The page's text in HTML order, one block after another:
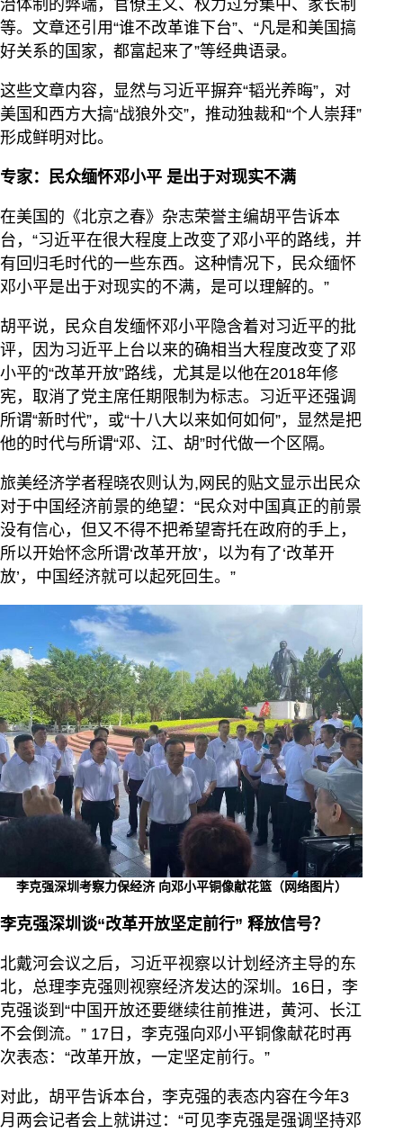
治体制的弊端，官僚主义、权力过分集中、家长制
等。文章还引用“谁不改革谁下台”、“凡是和美国搞
好关系的国家，都富起来了”等经典语录。
这些文章内容，显然与习近平摒弃“韬光养晦”，对
美国和西方大搞“战狼外交”，推动独裁和“个人崇拜”
形成鲜明对比。
专家：民众缅怀邓小平 是出于对现实不满
在美国的《北京之春》杂志荣誉主编胡平告诉本
台，“习近平在很大程度上改变了邓小平的路线，并
有回归毛时代的一些东西。这种情况下，民众缅怀
邓小平是出于对现实的不满，是可以理解的。”
胡平说，民众自发缅怀邓小平隐含着对习近平的批
评，因为习近平上台以来的确相当大程度改变了邓
小平的“改革开放”路线，尤其是以他在2018年修
宪，取消了党主席任期限制为标志。习近平还强调
所谓“新时代”，或“十八大以来如何如何”，显然是把
他的时代与所谓“邓、江、胡”时代做一个区隔。
旅美经济学者程晓农则认为,网民的贴文显示出民众
对于中国经济前景的绝望：“民众对中国真正的前景
没有信心，但又不得不把希望寄托在政府的手上，
所以开始怀念所谓‘改革开放’，以为有了‘改革开
放’，中国经济就可以起死回生。”
李克强深圳考察力保经济 向邓小平铜像献花篮（网络图片）
李克强深圳谈“改革开放坚定前行” 释放信号？
北戴河会议之后，习近平视察以计划经济主导的东
北，总理李克强则视察经济发达的深圳。16日，李
克强谈到“中国开放还要继续往前推进，黄河、长江
不会倒流。” 17日，李克强向邓小平铜像献花时再
次表态：“改革开放，一定坚定前行。”
对此，胡平告诉本台，李克强的表态内容在今年3
月两会记者会上就讲过：“可见李克强是强调坚持邓